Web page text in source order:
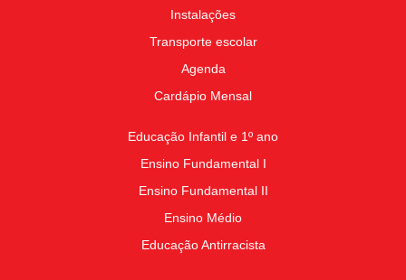
Instalações
Transporte escolar
Agenda
Cardápio Mensal
Educação Infantil e 1º ano
Ensino Fundamental I
Ensino Fundamental II
Ensino Médio
Educação Antirracista